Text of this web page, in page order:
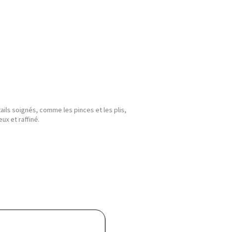
soignés, comme les pinces et les plis,
et raffiné.
faible max 110°